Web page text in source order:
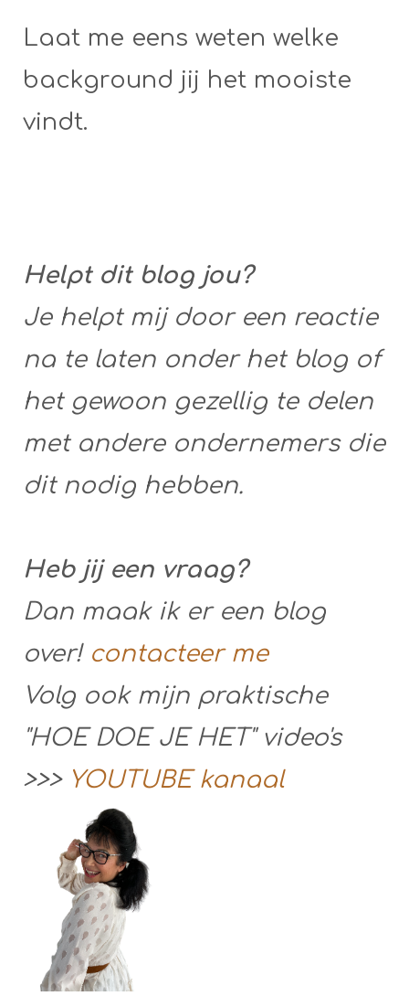
Laat me eens weten welke
background jij het mooiste
vindt.
Helpt dit blog jou?
Je helpt mij door een reactie
na te laten onder het blog of
het gewoon gezellig te delen
met andere ondernemers die
dit nodig hebben.
Heb jij een vraag?
Dan maak ik er een blog
over! contacteer me
Volg ook mijn praktische
"HOE DOE JE HET" video's
>>> YOUTUBE kanaal